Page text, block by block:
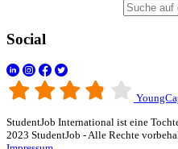
Social
StudentJob International ist eine
2023 StudentJob - Alle Rechte